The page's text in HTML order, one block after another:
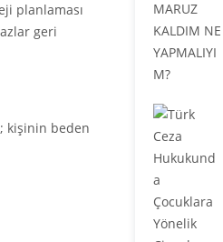
planlaması
geri
kişinin beden